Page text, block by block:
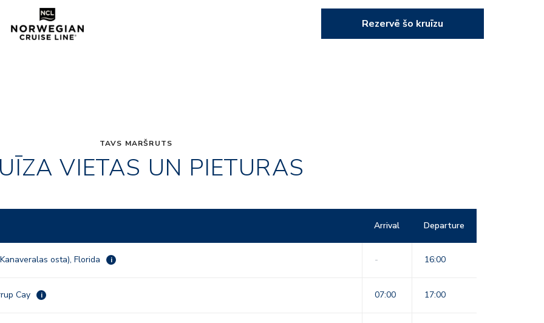
Rezervē šo kruīzu
TAVS MARŠRUTS
VIETAS UN PIETURAS
Arrival Departure
osta), Florida i - 16:00
Cay i 07:00 17:00